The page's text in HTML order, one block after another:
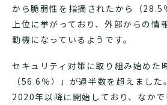
から脆弱性を指摘されたから（28.5
上位に挙がっており、外部からの情
動機になっているようです。
セキュリティ対策に取り組み始めた
（56.6％）」が過半数を超えまし
2020年以降に開始しており、なか